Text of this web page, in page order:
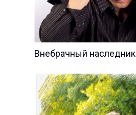
Внебрачный наследник